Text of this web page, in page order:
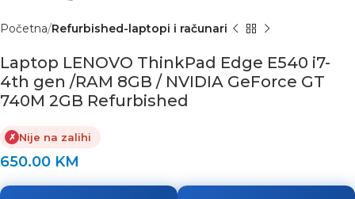
Početna Refurbished-laptopi i računari
Laptop LENOVO ThinkPad Edge E540 i7-
4th gen /RAM 8GB / NVIDIA GeForce GT
740M 2GB Refurbished
✗ Nije na zalihi
650.00 KM